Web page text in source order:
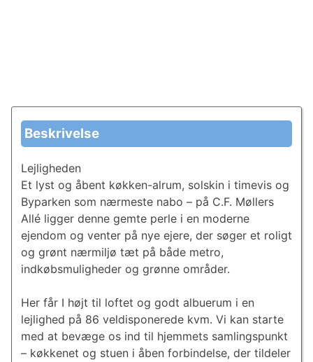
Beskrivelse
Lejligheden
Et lyst og åbent køkken-alrum, solskin i timevis og
Byparken som nærmeste nabo – på C.F. Møllers
Allé ligger denne gemte perle i en moderne
ejendom og venter på nye ejere, der søger et roligt
og grønt nærmiljø tæt på både metro,
indkøbsmuligheder og grønne områder.
Her får I højt til loftet og godt albuerum i en
lejlighed på 86 veldisponerede kvm. Vi kan starte
med at bevæge os ind til hjemmets samlingspunkt
– køkkenet og stuen i åben forbindelse, der tildeler